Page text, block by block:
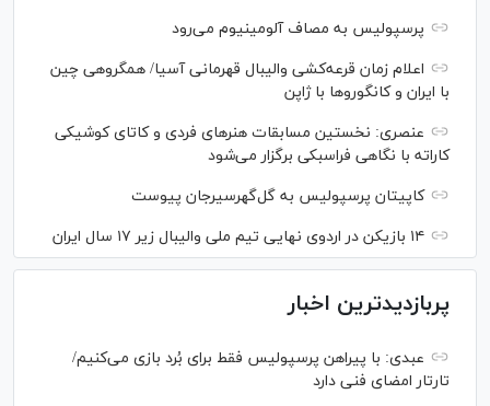
پرسپولیس به مصاف آلومینیوم می‌رود
اعلام زمان قرعه‌کشی والیبال قهرمانی آسیا/ همگروهی چین
با ایران و کانگورو‌ها با ژاپن
عنصری: نخستین مسابقات هنر‌های فردی و کاتای کوشیکی
کاراته با نگاهی فراسبکی برگزار می‌شود
کاپیتان پرسپولیس به گل‌گهرسیرجان پیوست
۱۴ بازیکن در اردوی نهایی تیم ملی والیبال زیر ۱۷ سال ایران
پربازدیدترین اخبار
عبدی: با پیراهن پرسپولیس فقط برای بُرد بازی می‌کنیم/
تارتار امضای فنی دارد